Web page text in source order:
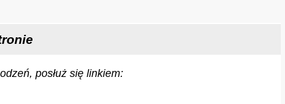
posłuż się linkiem: